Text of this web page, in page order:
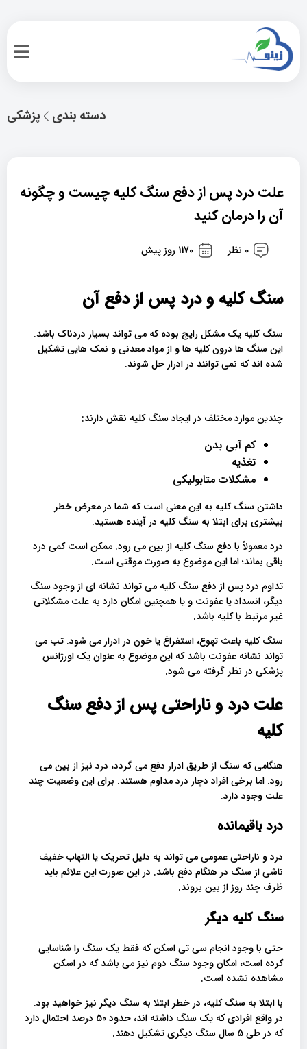
پزشکی دسته بندی
علت درد پس از دفع سنگ کلیه چیست و چگونه
آن را درمان کنید
0 نظر 1170 روز پیش
سنگ کلیه و درد پس از دفع آن
سنگ کلیه یک مشکل رایج بوده که می تواند بسیار دردناک باشد.
این سنگ ها درون کلیه ها و از مواد معدنی و نمک هایی تشکیل
شده اند که نمی توانند در ادرار حل شوند.
چندین موارد مختلف در ایجاد سنگ کلیه نقش دارند:
کم آبی بدن
تغذیه
مشکلات متابولیکی
داشتن سنگ کلیه به این معنی است که شما در معرض خطر
بیشتری برای ابتلا به سنگ کلیه در آینده هستید.
درد معمولاً با دفع سنگ کلیه از بین می رود. ممکن است کمی درد
باقی بماند؛ اما این موضوع به صورت موقتی است.
تداوم درد پس از دفع سنگ کلیه می تواند نشانه ای از وجود سنگ
دیگر، انسداد یا عفونت و یا همچنین امکان دارد به علت مشکلاتی
غیر مرتبط با کلیه باشد.
سنگ کلیه باعث تهوع، استفراغ یا خون در ادرار می شود. تب می
تواند نشانه عفونت باشد که این موضوع به عنوان یک اورژانس
پزشکی در نظر گرفته می شود.
علت درد و ناراحتی پس از دفع سنگ
کلیه
هنگامی که سنگ از طریق ادرار دفع می گردد، درد نیز از بین می
رود. اما برخی افراد دچار درد مداوم هستند. برای این وضعیت چند
علت وجود دارد.
درد باقیمانده
درد و ناراحتی عمومی می تواند به دلیل تحریک یا التهاب خفیف
ناشی از سنگ در هنگام دفع باشد. در این صورت این علائم باید
ظرف چند روز از بین بروند.
سنگ کلیه دیگر
حتی با وجود انجام سی تی اسکن که فقط یک سنگ را شناسایی
کرده است، امکان وجود سنگ دوم نیز می باشد که در اسکن
مشاهده نشده است.
با ابتلا به سنگ کلیه، در خطر ابتلا به سنگ دیگر نیز خواهید بود.
در واقع افرادی که یک سنگ داشته اند، حدود 50 درصد احتمال دارد
که در طی 5 سال سنگ دیگری تشکیل دهند.